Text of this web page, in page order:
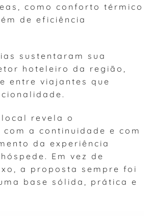
como conforto térmico
de eficiência
sustentaram sua
hoteleiro da região,
entre viajantes que
revela o
a continuidade e com
da experiência
Em vez de
a proposta sempre foi
base sólida, prática e